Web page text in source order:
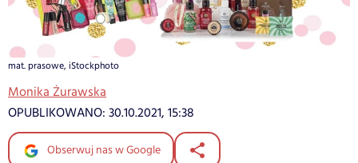
mat. prasowe, iStockphoto
Monika Żurawska
OPUBLIKOWANO: 30.10.2021, 15:38
Obserwuj nas w Google